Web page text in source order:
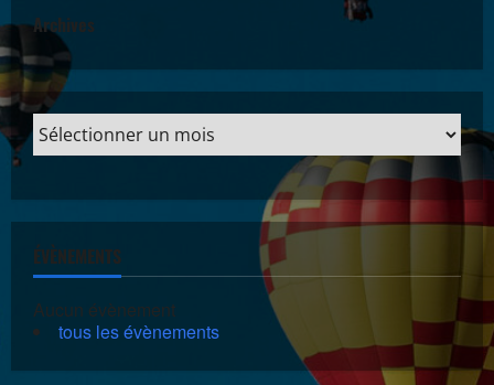
Archives
ÉVÈNEMENTS
Aucun évènement
tous les évènements